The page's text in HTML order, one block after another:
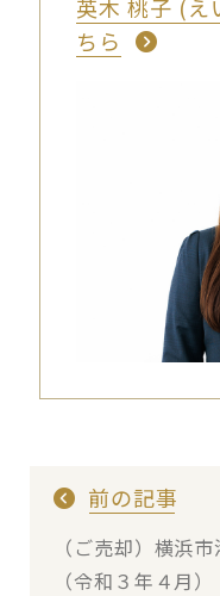
英木 桃子 (え
ちら
前の記事
（ご売却）横浜
（令和３年４